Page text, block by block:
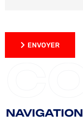
ENVOYER
NAVIGATION